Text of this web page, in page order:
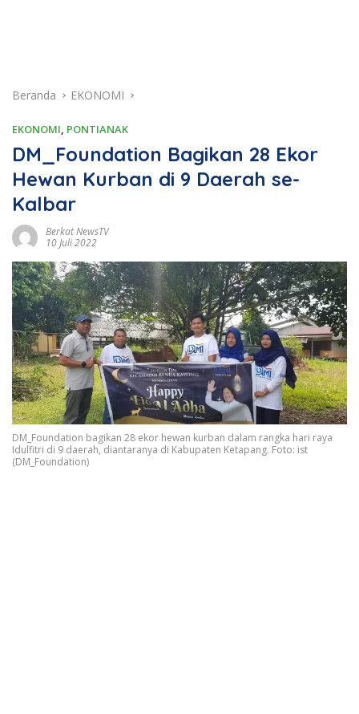
Beranda EKONOMI
EKONOMI, PONTIANAK
DM_Foundation Bagikan 28 Ekor
Hewan Kurban di 9 Daerah se-
Kalbar
Berkat NewsTV
10 Juli 2022
DM_Foundation bagikan 28 ekor hewan kurban dalam rangka hari raya
Idulfitri di 9 daerah, diantaranya di Kabupaten Ketapang. Foto: ist
(DM_Foundation)